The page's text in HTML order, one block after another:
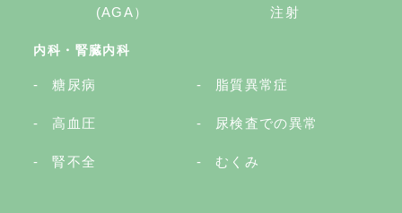
(AGA）
注射
内科・腎臓内科
糖尿病 脂質異常症
高血圧 尿検査での異常
腎不全 むくみ